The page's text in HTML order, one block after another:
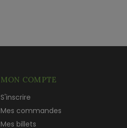
MON COMPTE
S'inscrire
Mes commandes
Mes billets